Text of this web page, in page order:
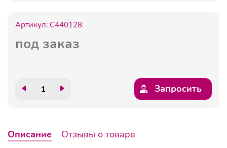
Артикул: C440128
под заказ
Запросить
Описание Отзывы о товаре